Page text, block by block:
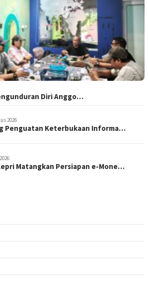
Diri Anggo…
2026
Penguatan Keterbukaan Informa…
Matangkan Persiapan e-Mone…